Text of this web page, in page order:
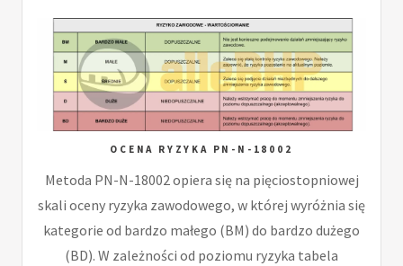
OCENA RYZYKA PN-N-18002
Metoda PN-N-18002 opiera się na pięciostopniowej
skali oceny ryzyka zawodowego, w której wyróżnia się
kategorie od bardzo małego (BM) do bardzo dużego
(BD). W zależności od poziomu ryzyka tabela